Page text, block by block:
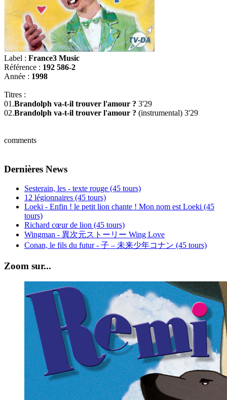
Label : France3 Music
Référence : 192 586-2
Année : 1998
Titres :
01.Brandolph va-t-il trouver l'amour ? 3'29
02.Brandolph va-t-il trouver l'amour ? (instrumental) 3'29
comments
Dernières News
Sesterain, les - texte rouge (45 tours)
12 légionnaires (45 tours)
Loeki - Enfin ! le petit lion chante ! Mon nom est Loeki (45
tours)
Richard cœur de lion (45 tours)
Wingman - 異次元ストーリー Wing Love
Conan, le fils du futur - 子 – 未来少年コナン (45 tours)
Zoom sur...